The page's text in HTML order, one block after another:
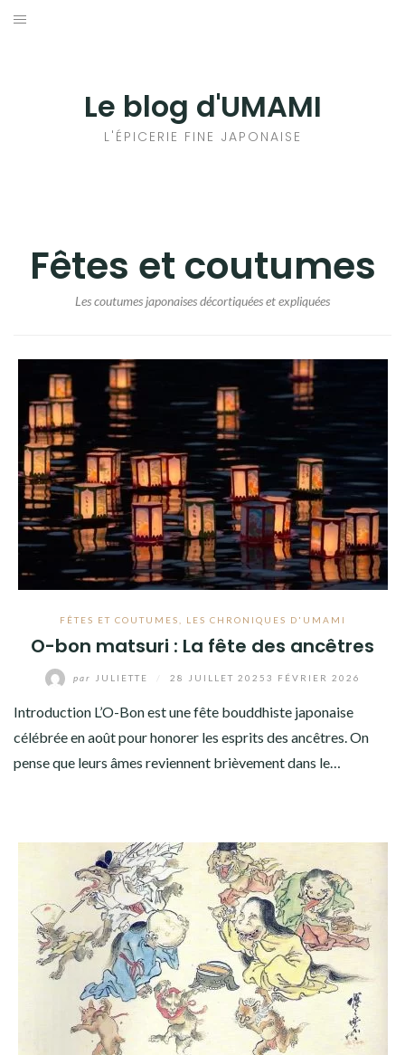
Aller
Le blog d'UMAMI
L'ÉPICERIE FINE JAPONAISE
Fêtes et coutumes
Les coutumes japonaises décortiquées et expliquées
FÊTES ET COUTUMES LES CHRONIQUES D'UMAMI
O-bon matsuri : La fête des ancêtres
par JULIETTE 28 JUILLET 2025 3 FÉVRIER 2026
Introduction L’O-Bon est une fête bouddhiste japonaise
célébrée en août pour honorer les esprits des ancêtres. On
pense que leurs âmes reviennent brièvement dans le…